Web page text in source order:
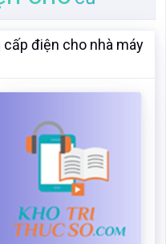
điện cho nhà máy